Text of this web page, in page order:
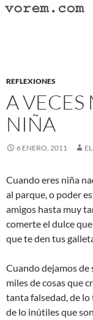
Saltar
REFLEXIONES
A VECES
NIÑA
6 ENERO, 2011
Cuando eres niña
al parque, o poder
amigos hasta muy
comerte el dulce
que te den tus
Cuando dejamos de
miles de cosas que
tanta falsedad, de lo
de lo inútiles que